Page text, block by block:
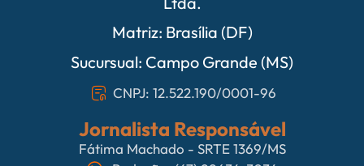
Matriz: Brasília (DF)
Sucursual: Campo Grande (MS)
CNPJ: 12.522.190/0001-96
Jornalista Responsável
Fátima Machado - SRTE 1369/MS